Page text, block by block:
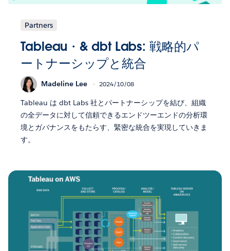
Partners
Tableau・& dbt Labs: 戦略的パ
ートナーシップと統合
Madeline Lee 2024/10/08
Tableau は dbt Labs 社とパートナーシップを結び、組織
の全データに対して信頼できるエンドツーエンドの分析環
境とガバナンスをもたらす、緊密な統合を実現していきま
す。